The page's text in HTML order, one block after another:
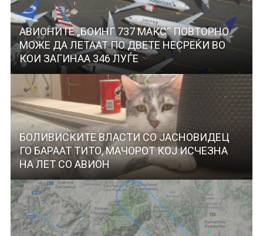
АВИОНИТЕ „БОИНГ 737 МАКС“ ПОВТОРНО
МОЖЕ ДА ЛЕТААТ ПО ДВЕТЕ НЕСРЕЌИ ВО
КОИ ЗАГИНАА 346 ЛУЃЕ
БОЛИВИСКИТЕ ВЛАСТИ СО ЈАСНОВИДЕЦ
ГО БАРААТ ТИТО, МАЧОРОТ КОЈ ИСЧЕЗНА
НА ЛЕТ СО АВИОН